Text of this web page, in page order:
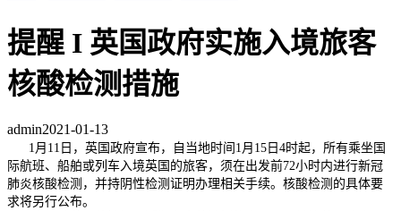
提醒 I 英国政府实施入境旅客
核酸检测措施
admin2021-01-13
1月11日，英国政府宣布，自当地时间1月15日4时起，所有乘坐国
际航班、船舶或列车入境英国的旅客，须在出发前72小时内进行新冠
肺炎核酸检测，并持阴性检测证明办理相关手续。核酸检测的具体要
求将另行公布。